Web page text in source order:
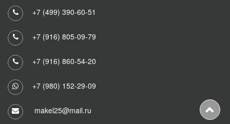
+7 (499) 390-60-51
+7 (916) 805-09-79
+7 (916) 860-54-20
+7 (980) 152-29-09
makel25@mail.ru